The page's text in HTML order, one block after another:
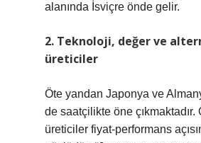
alanında İsviçre önde gelir.
2. Teknoloji, değer ve
üreticiler
Öte yandan Japonya ve
de saatçilikte öne
üreticiler fiyat-performans